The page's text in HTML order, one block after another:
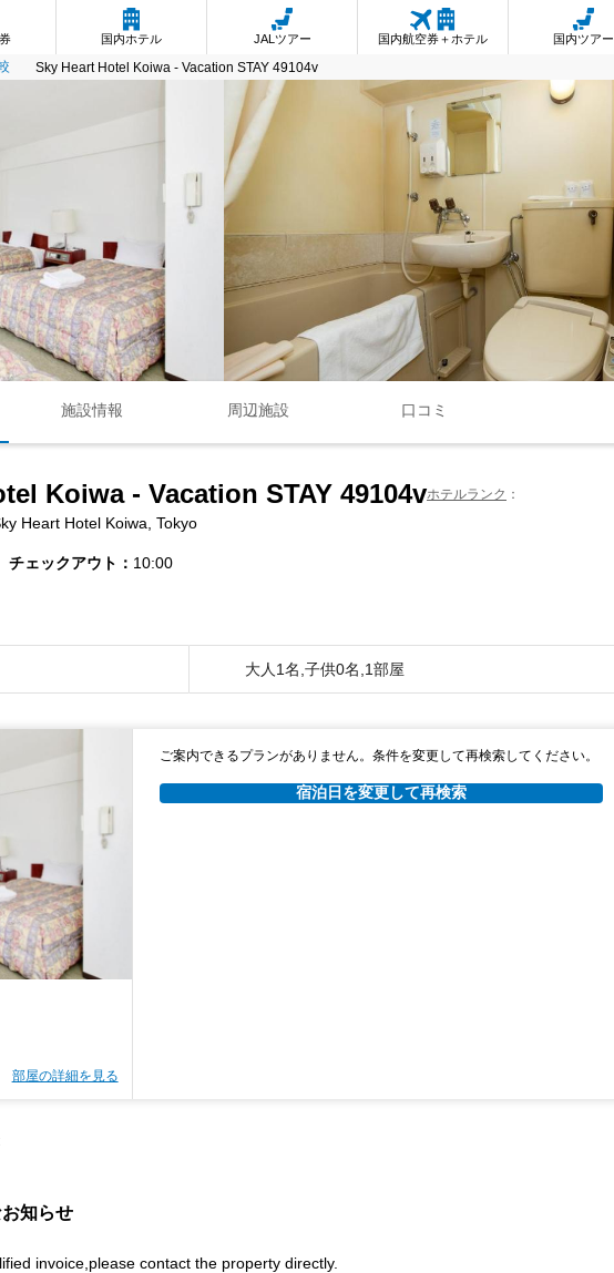
国内ホテル JALツアー 国内航空券＋ホテル 国内ツアー
Sky Heart Hotel Koiwa - Vacation STAY 49104v
施設情報 周辺施設 口コミ
Koiwa - Vacation STAY 49104vホテルランク
Heart Hotel Koiwa, Tokyo
チェックアウト 10:00
大人1名,子供0名,1部屋
部屋の詳細を見る
ご案内できるプランがありません。条件を変更して再検索してください。
宿泊日を変更して再検索
知らせ
invoice,please contact the property directly.